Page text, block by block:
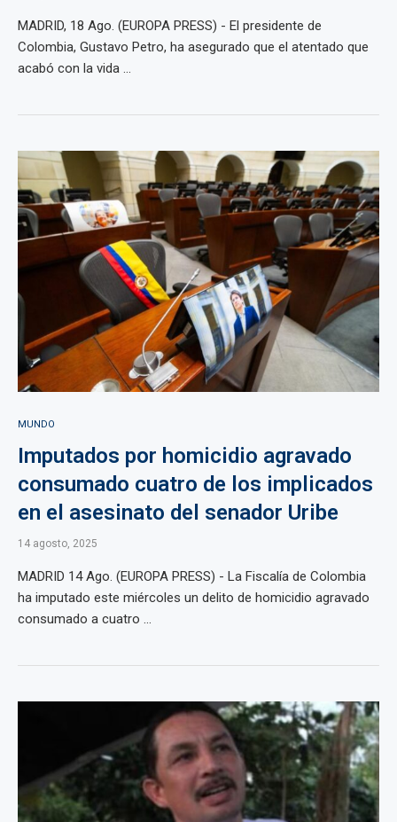
MADRID, 18 Ago. (EUROPA PRESS) - El presidente de
Colombia, Gustavo Petro, ha asegurado que el atentado que
acabó con la vida ...
MUNDO
Imputados por homicidio agravado
consumado cuatro de los implicados
en el asesinato del senador Uribe
14 agosto, 2025
MADRID 14 Ago. (EUROPA PRESS) - La Fiscalía de Colombia
ha imputado este miércoles un delito de homicidio agravado
consumado a cuatro ...